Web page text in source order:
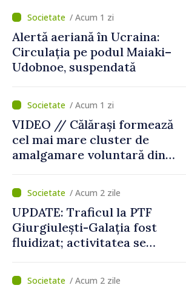
/ Acum 1 zi
Alertă aeriană în Ucraina:
Circulația pe podul Maiaki–
Udobnoe, suspendată
/ Acum 1 zi
VIDEO // Călărași formează
cel mai mare cluster de
amalgamare voluntară din
orășenesc a aprobat decizia
finală
/ Acum 2 zile
UPDATE: Traficul la PTF
Giurgiulești-Galația fost
fluidizat; activitatea se
normale
/ Acum 2 zile